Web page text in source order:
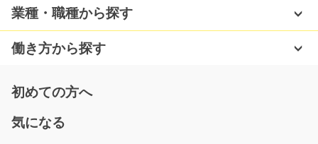
★減速機の組立作業★未経験の方も大歓迎★雰囲気の良
い環境★幅広い年齢の方…
長期（3ヶ月以上）
時給1200円
業種・職種から探す
働き方から探す
初めての方へ
気になる